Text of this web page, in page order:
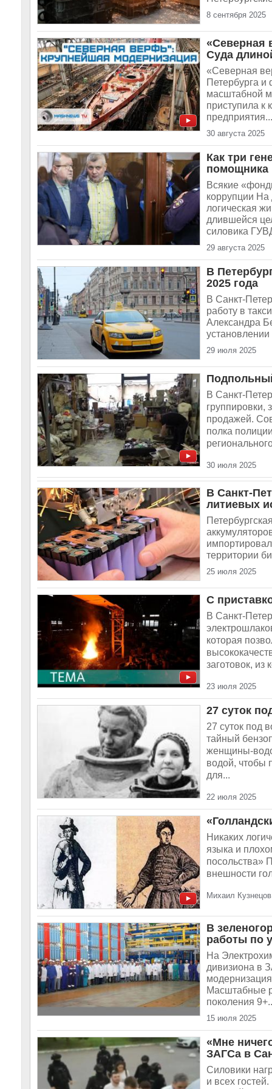
8 сентября 2025
«Северная
Суда
«Северная
Петербурга и
масштабной
приступила к
предприятия...
30 августа 2025
Как три
помощника
Всякие
коррупции
логическая
длившейся
силовика
29 августа 2025
В
2025 года
В Санкт-
работу в
Александра
29 июля 2025
В Санкт-
группировки,
продажей.
полка
30 июля 2025
В Санкт-
литиевых
территории
25 июля 2025
С
В Санкт-
которая
заготовок, из
23 июля 2025
27 суток
27 суток под
тайный
женщины-
водой, чтобы
для...
22 июля 2025
Никаких
языка и
посольства»
внешности
Михаил
В
работы по
На
дивизиона в
Масштабные
поколения
15 июля 2025
«Мне
ЗАГСа в
Силовики
и всех